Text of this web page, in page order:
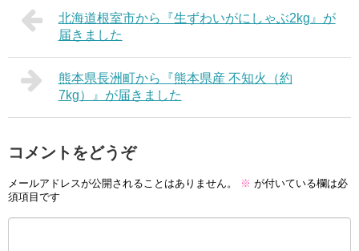
北海道根室市から『生ずわいがにしゃぶ2kg』が
届きました
熊本県長洲町から『熊本県産 不知火（約
7kg）』が届きました
コメントをどうぞ
メールアドレスが公開されることはありません。 ※ が付いている欄は必
須項目です